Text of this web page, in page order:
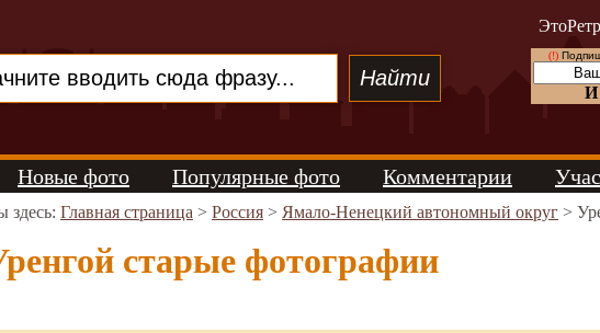
(!)
И
Новые фото Популярные фото Комментарии
здесь: Главная страница > Россия > Ямало-Ненецкий автономный округ >
старые фотографии